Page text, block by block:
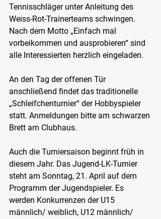
Tennisschläger unter Anleitung des
Weiss-Rot-Trainerteams schwingen.
Nach dem Motto „Einfach mal
vorbeikommen und ausprobieren“ sind
alle Interessierten herzlich eingeladen.
An den Tag der offenen Tür
anschließend findet das traditionelle
„Schleifchenturnier“ der Hobbyspieler
statt. Anmeldungen bitte am schwarzen
Brett am Clubhaus.
Auch die Turniersaison beginnt früh in
diesem Jahr. Das Jugend-LK-Turnier
steht am Sonntag, 21. April auf dem
Programm der Jugendspieler. Es
werden Konkurrenzen der U15
männlich/ weiblich, U12 männlich/